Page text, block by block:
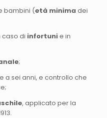
bambini (età minima dei
caso di infortunie in
;
a sei anni, e controllo che
, applicato per la